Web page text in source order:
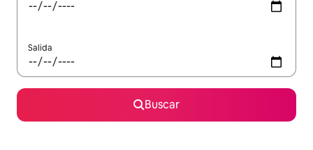
Salida
Buscar